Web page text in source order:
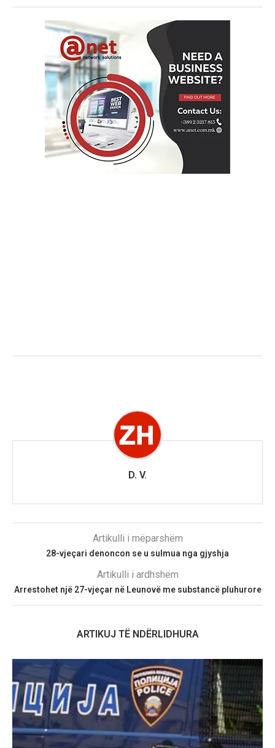
D. V.
Artikulli i mëparshëm
28-vjeçari denoncon se u sulmua nga gjyshja
Artikulli i ardhshëm
Arrestohet një 27-vjeçar në Leunovë me substancë pluhurore
ARTIKUJ TË NDËRLIDHURA